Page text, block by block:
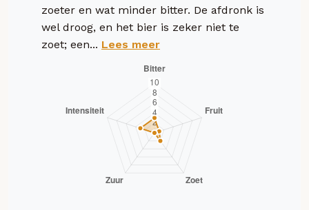
zoeter en wat minder bitter. De afdronk is
wel droog, en het bier is zeker niet te
zoet; een... Lees meer